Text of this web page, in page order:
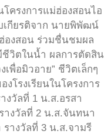
โครงการแม่ฮ่องสอนไอ
เกียรติจาก นายพิพัฒน์
องสอน ร่วมชื่นชมผล
ชีวิตในน้ำ ผลการตัดสิน
เพื่อมิวอาย” ชีวิตเล็กๆ
โรงเรียนในโครงการ
งวัลที่ 1 น.ส.อรสา
างวัลที่ 2 น.ส.จันทนา
างวัลที่ 3 น.ส.จามรี